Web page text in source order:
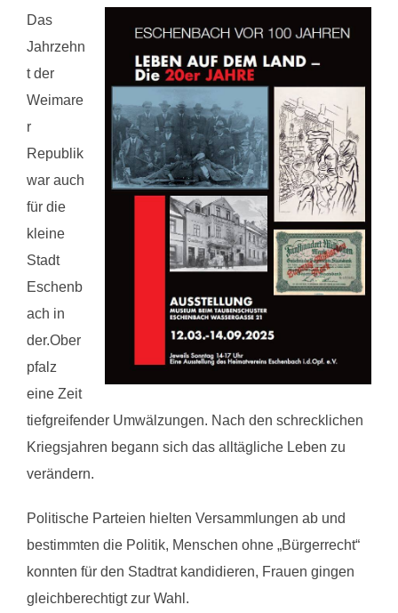
Das
Jahrzehn
t der
Weimare
r
Republik
war auch
für die
kleine
Stadt
Eschenb
ach in
der.Ober
pfalz
eine Zeit
tiefgreifender Umwälzungen. Nach den schrecklichen
Kriegsjahren begann sich das alltägliche Leben zu
verändern.
Politische Parteien hielten Versammlungen ab und
bestimmten die Politik, Menschen ohne „Bürgerrecht“
konnten für den Stadtrat kandidieren, Frauen gingen
gleichberechtigt zur Wahl.